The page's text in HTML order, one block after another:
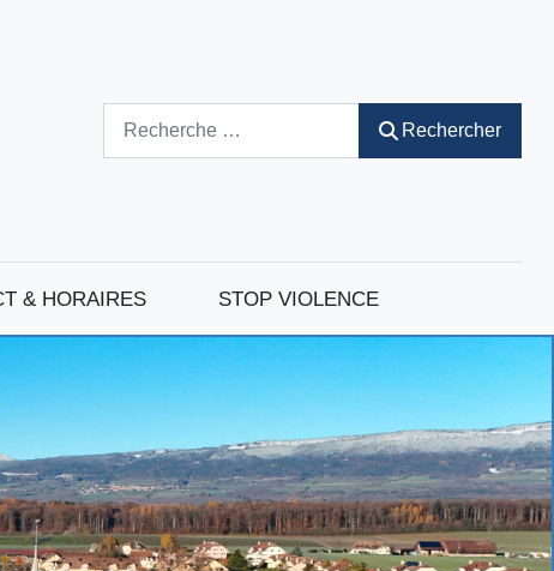
Rechercher
& HORAIRES STOP VIOLENCE